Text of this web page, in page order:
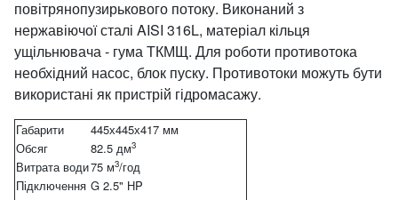
повітрянопузирькового потоку. Виконаний з
нержавіючої сталі AISI 316L, матеріал кільця
ущільнювача - гума ТКМЩ. Для роботи противотока
необхідний насос, блок пуску. Противотоки можуть бути
використані як пристрій гідромасажу.
Габарити
445х445х417 мм
Обсяг
82.5 дм3
Витрата води75 м3/год
Підключення G 2.5" НP